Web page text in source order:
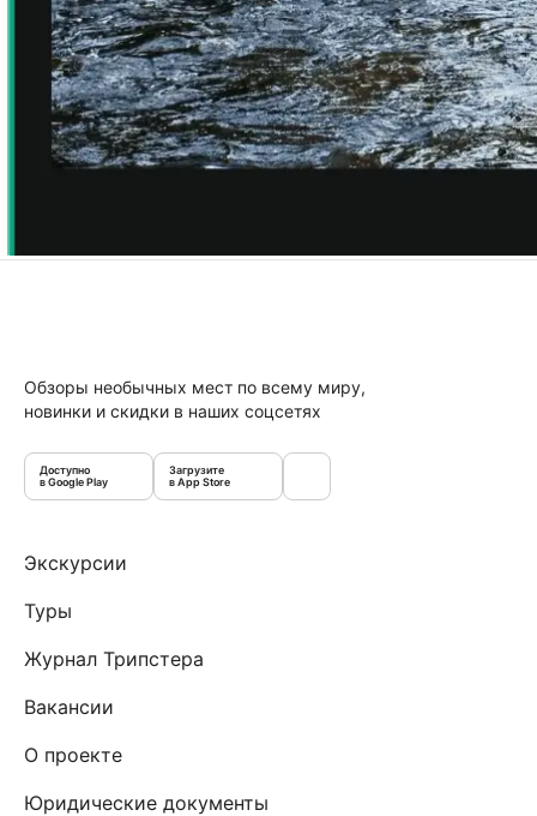
Обзоры необычных мест по всему миру,
новинки и скидки в наших соцсетях
Доступно
в Google Play
Загрузите
в App Store
Экскурсии
Туры
Журнал Трипстера
Вакансии
О проекте
Юридические документы